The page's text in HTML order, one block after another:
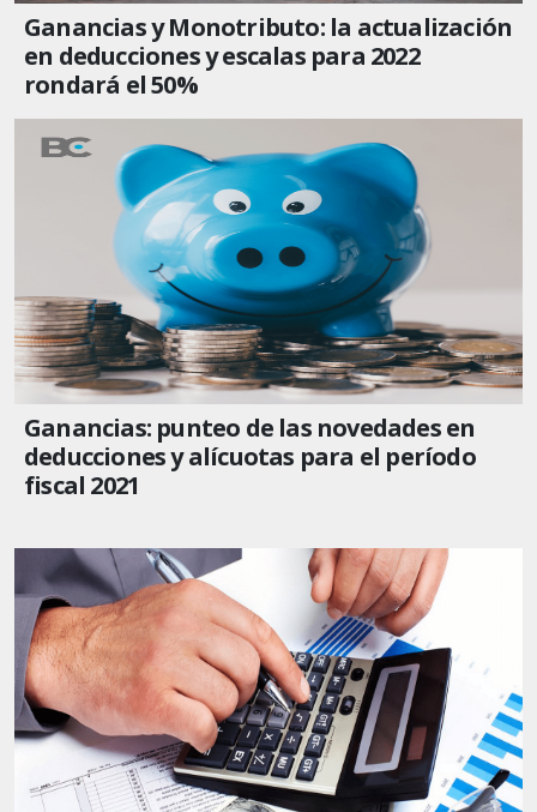
Ganancias y Monotributo: la actualización
en deducciones y escalas para 2022
rondará el 50%
Ganancias: punteo de las novedades en
deducciones y alícuotas para el período
fiscal 2021